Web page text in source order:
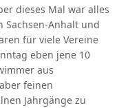
dieses Mal war alles
Sachsen-Anhalt und
für viele Vereine
eben jene 10
aus
feinen
Jahrgänge zu